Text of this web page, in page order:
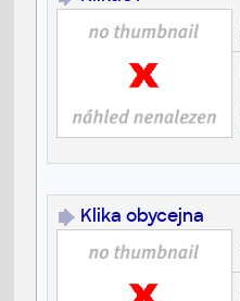
Klika obycejna